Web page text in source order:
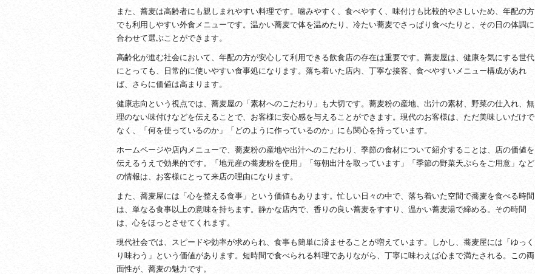
また、蕎麦は高齢者にも親しまれやすい料理です。噛みやすく、食べやすく、味付けも比較的やさしいため、年配の方
でも利用しやすい外食メニューです。温かい蕎麦で体を温めたり、冷たい蕎麦でさっぱり食べたりと、その日の体調に
合わせて選ぶことができます。
高齢化が進む社会において、年配の方が安心して利用できる飲食店の存在は重要です。蕎麦屋は、健康を気にする世代
にとっても、日常的に使いやすい食事処になります。落ち着いた店内、丁寧な接客、食べやすいメニュー構成があれ
ば、さらに価値は高まります。
健康志向という視点では、蕎麦屋の「素材へのこだわり」も大切です。蕎麦粉の産地、出汁の素材、野菜の仕入れ、無
理のない味付けなどを伝えることで、お客様に安心感を与えることができます。現代のお客様は、ただ美味しいだけで
なく、「何を使っているのか」「どのように作っているのか」にも関心を持っています。
ホームページや店内メニューで、蕎麦粉の産地や出汁へのこだわり、季節の食材について紹介することは、店の価値を
伝えるうえで効果的です。「地元産の蕎麦粉を使用」「毎朝出汁を取っています」「季節の野菜天ぷらをご用意」など
の情報は、お客様にとって来店の理由になります。
また、蕎麦屋には「心を整える食事」という価値もあります。忙しい日々の中で、落ち着いた空間で蕎麦を食べる時間
は、単なる食事以上の意味を持ちます。静かな店内で、香りの良い蕎麦をすすり、温かい蕎麦湯で締める。その時間
は、心をほっとさせてくれます。
現代社会では、スピードや効率が求められ、食事も簡単に済ませることが増えています。しかし、蕎麦屋には「ゆっく
り味わう」という価値があります。短時間で食べられる料理でありながら、丁寧に味わえば心まで満たされる。この両
面性が、蕎麦の魅力です。